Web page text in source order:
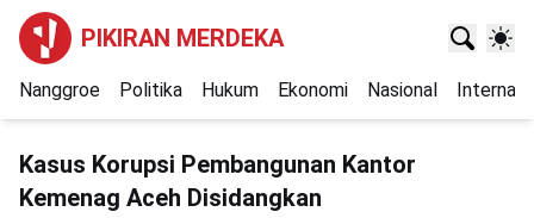
PIKIRAN MERDEKA
Nanggroe Politika Hukum Ekonomi Nasional
Kasus Korupsi Pembangunan Kantor
Kemenag Aceh Disidangkan